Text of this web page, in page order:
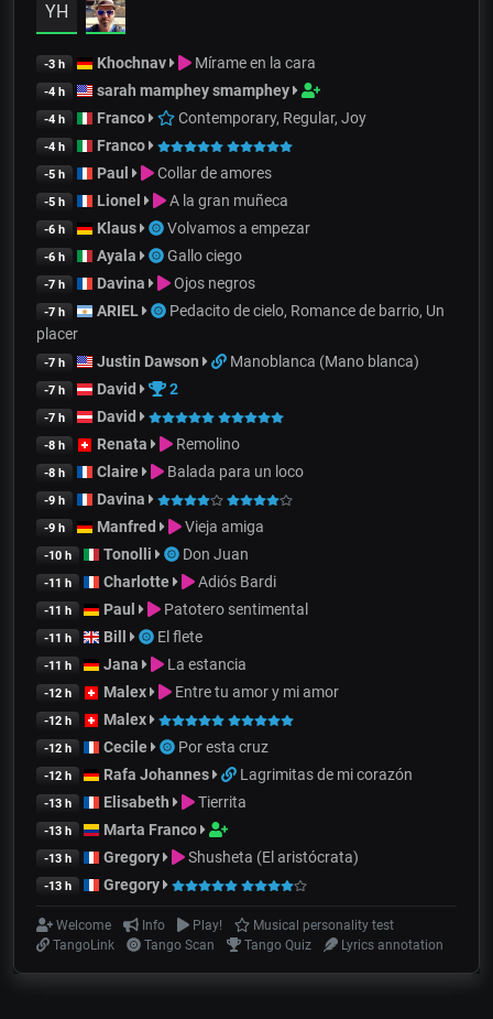
YH
-3 h Khochnav Mírame en la cara
-4 h sarah mamphey smamphey
-4 h Franco Contemporary, Regular, Joy
-4 h Franco
-5 h Paul Collar de amores
-5 h Lionel A la gran muñeca
-6 h Klaus Volvamos a empezar
-6 h Ayala Gallo ciego
-7 h Davina Ojos negros
-7 h ARIEL
Pedacito de cielo, Romance de barrio, Un
placer
-7 h Justin Dawson Manoblanca (Mano blanca)
-7 h David 2
-7 h David
-8 h Renata Remolino
-8 h Claire Balada para un loco
-9 h Davina
-9 h Manfred Vieja amiga
-10 h Tonolli Don Juan
-11 h Charlotte Adiós Bardi
-11 h Paul Patotero sentimental
-11 h Bill El flete
-11 h Jana La estancia
-12 h Malex Entre tu amor y mi amor
-12 h Malex
-12 h Cecile Por esta cruz
-12 h Rafa Johannes Lagrimitas de mi corazón
-13 h Elisabeth Tierrita
-13 h Marta Franco
-13 h Gregory Shusheta (El aristócrata)
-13 h Gregory
Welcome Info Play!
Musical personality test
TangoLink
Tango Scan Tango Quiz Lyrics annotation